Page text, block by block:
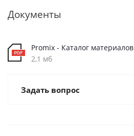
Документы
Promix - Каталог материалов
2,1 мб
Задать вопрос